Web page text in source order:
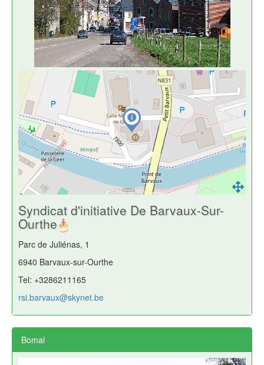
Syndicat d'initiative De Barvaux-Sur-
Ourthe
Parc de Juliénas, 1
6940 Barvaux-sur-Ourthe
Tel: +3286211165
rsi.barvaux@skynet.be
Bomal